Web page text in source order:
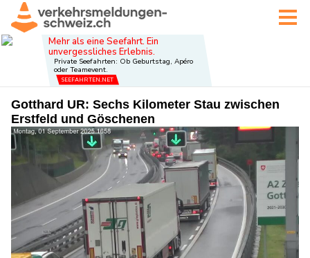
Gotthard UR: Sechs Kilometer Stau zwischen
Erstfeld und Göschenen